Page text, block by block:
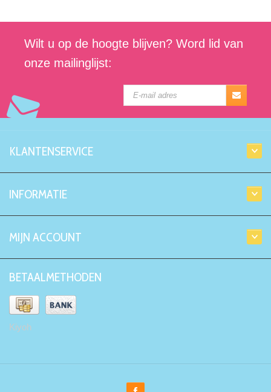
Wilt u op de hoogte blijven? Word lid van
onze mailinglijst:
KLANTENSERVICE
INFORMATIE
MIJN ACCOUNT
BETAALMETHODEN
Kiyoh